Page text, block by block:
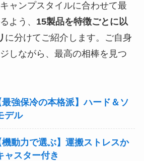
ャンプスタイルに合わせて最
よう、 15製品を特徴ごとに以
に分けてご紹介します。ご自身
しながら、最高の相棒を見つ
最強保冷の本格派】ハード＆ソ
デル
機動力で選ぶ】運搬ストレスか
ャスター付き